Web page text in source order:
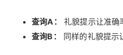
查询A：
礼貌提示让准确
查询B：
同样的礼貌提示